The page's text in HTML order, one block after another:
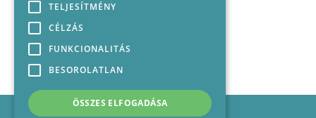
Impresszum
TELJESÍTMÉNY
CÉLZÁS
FUNKCIONALITÁS
BESOROLATLAN
ÖSSZES ELFOGADÁSA